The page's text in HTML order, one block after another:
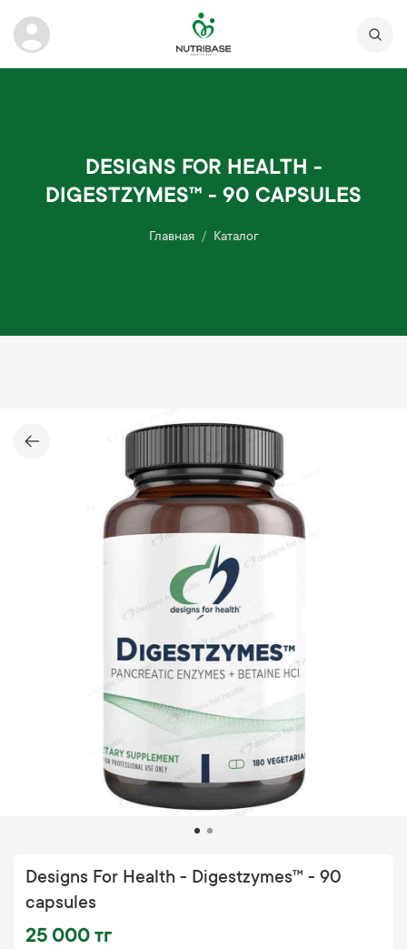
DESIGNS FOR HEALTH -
DIGESTZYMES™ - 90 CAPSULES
Главная Каталог
Designs For Health - Digestzymes™ - 90
capsules
25 000 тг